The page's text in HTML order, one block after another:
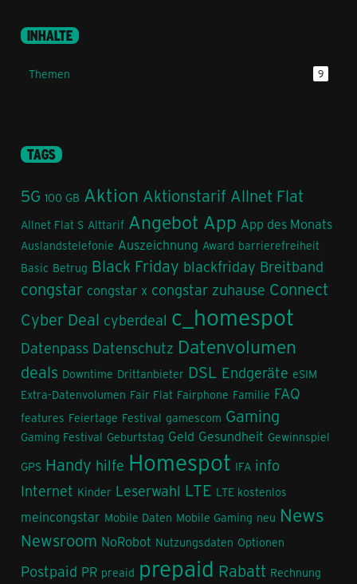
INHALTE
Themen 9
TAGS
5G 100 GB Aktion Aktionstarif Allnet Flat
Allnet Flat S Alttarif Angebot App App des Monats
Auslandstelefonie Auszeichnung Award barrierefreiheit
Basic Betrug Black Friday blackfriday Breitband
congstar congstar x congstar zuhause Connect
Cyber Deal cyberdeal c_homespot
Datenpass Datenschutz Datenvolumen
deals Downtime Drittanbieter DSL Endgeräte eSIM
Extra-Datenvolumen Fair Flat Fairphone Familie FAQ
features Feiertage Festival gamescom Gaming
Gaming Festival Geburtstag Geld Gesundheit Gewinnspiel
GPS Handy hilfe Homespot IFA info
Internet Kinder Leserwahl LTE LTE kostenlos
meincongstar Mobile Daten Mobile Gaming neu News
Newsroom NoRobot Nutzungsdaten Optionen
Postpaid PR preaid prepaid Rabatt Rechnung